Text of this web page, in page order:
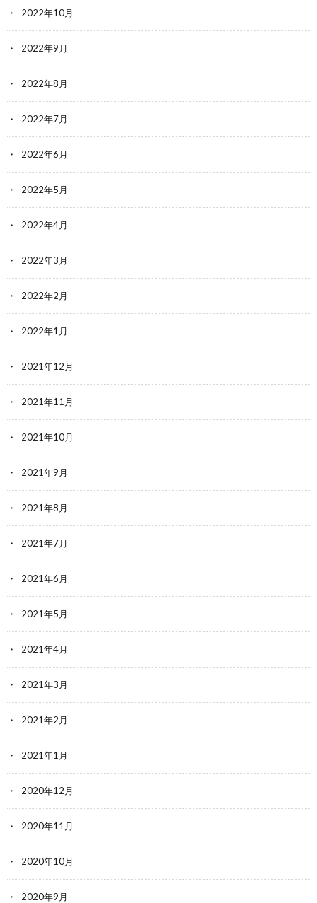
2022年10月
2022年9月
2022年8月
2022年7月
2022年6月
2022年5月
2022年4月
2022年3月
2022年2月
2022年1月
2021年12月
2021年11月
2021年10月
2021年9月
2021年8月
2021年7月
2021年6月
2021年5月
2021年4月
2021年3月
2021年2月
2021年1月
2020年12月
2020年11月
2020年10月
2020年9月